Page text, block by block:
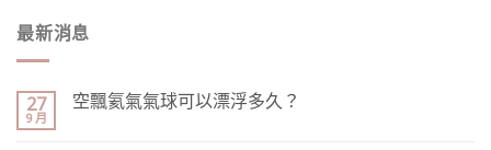
最新消息
27
9 月
空飄氦氣氣球可以漂浮多久？